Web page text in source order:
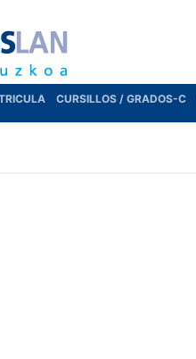
CURSILLOS / GRADOS-C